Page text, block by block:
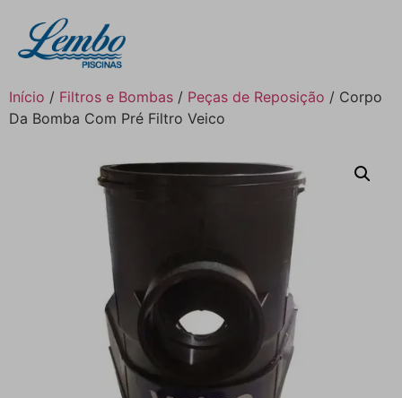
Início / Filtros e Bombas / Peças de Reposição / Corpo
Da Bomba Com Pré Filtro Veico